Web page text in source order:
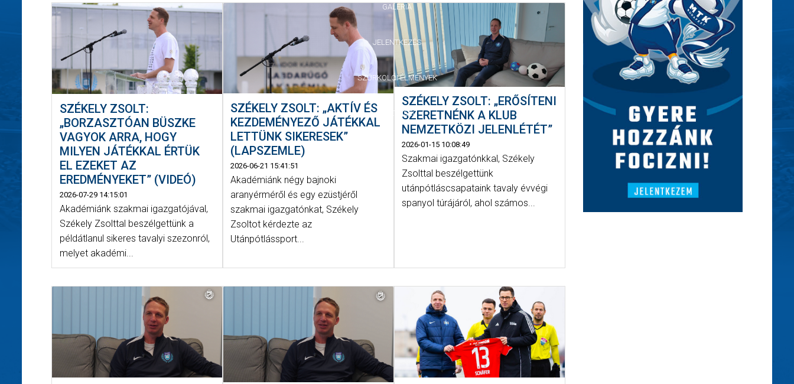
GALÉRIA
JELENTKEZÉS
SZURKOLÓI ÉLMÉNYEK
VEZETŐSÉG
SZÉKELY ZSOLT:
„BORZASZTÓAN BÜSZKE
VAGYOK ARRA, HOGY
MILYEN JÁTÉKKAL ÉRTÜK
EL EZEKET AZ
EREDMÉNYEKET” (VIDEÓ)
2026-07-29 14:15:01
Akadémiánk szakmai igazgatójával,
Székely Zsolttal beszélgettünk a
példátlanul sikeres tavalyi szezonról,
melyet akadémi...
SZÉKELY ZSOLT: „AKTÍV ÉS
KEZDEMÉNYEZŐ JÁTÉKKAL
LETTÜNK SIKERESEK”
(LAPSZEMLE)
2026-06-21 15:41:51
Akadémiánk négy bajnoki
aranyérméről és egy ezüstjéről
szakmai igazgatónkat, Székely
Zsoltot kérdezte az
Utánpótlássport...
SZÉKELY ZSOLT: „ERŐSÍTENI
SZERETNÉNK A KLUB
NEMZETKÖZI JELENLÉTÉT”
2026-01-15 10:08:49
Szakmai igazgatónkkal, Székely
Zsolttal beszélgettünk
utánpótláscsapataink tavaly évvégi
spanyol túrájáról, ahol számos...